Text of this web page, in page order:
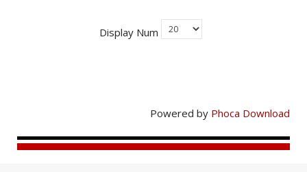
Display Num
Powered by Phoca Download